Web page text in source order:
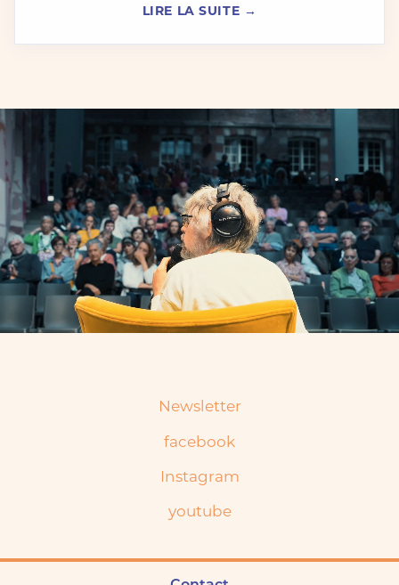
participatifs pour explorer, créer,…
LIRE LA SUITE
Newsletter
facebook
Instagram
youtube